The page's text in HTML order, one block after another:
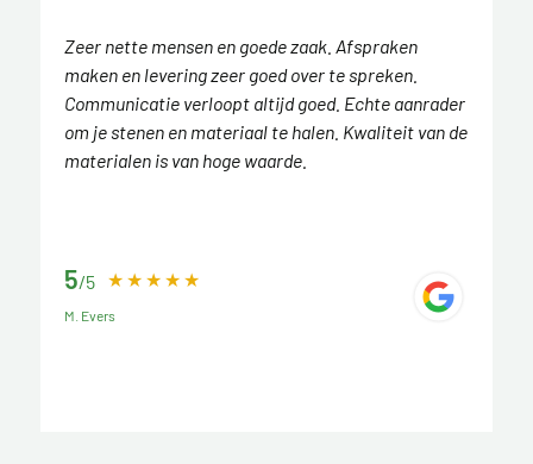
Zeer nette mensen en goede zaak. Afspraken
maken en levering zeer goed over te spreken.
Communicatie verloopt altijd goed. Echte aanrader
om je stenen en materiaal te halen. Kwaliteit van de
materialen is van hoge waarde.
5/5
M. Evers